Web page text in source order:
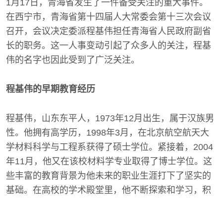
1月17日，青海省发生了一件备受关注的重大事件。
在西宁市，青海省第十四届人大常委会第十三次会议
召开，会议决定委派程基伟担任青海省人民政府副省
长的职务。这一人事变动引起了众多人的关注，程基
伟的名字也因此受到了广泛关注。
程基伟的早期教育经历
程基伟，山东东平人，1973年12月出生，属于汉族男
性。他拥有高学历，1998年3月，在北京航空航天大
学材料科学与工程系获得了硕士学位。紧接着，2004
年11月，他又在该校材料学专业取得了博士学位。这
些丰富的教育背景为他未来的职业生涯打下了坚实的
基础。在高校的学术殿堂里，他不断探索和学习，积